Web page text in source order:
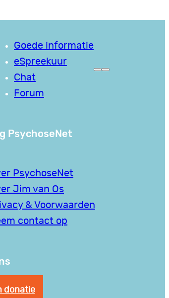
Goede informatie
eSpreekuur
Chat
Forum
PsychoseNet
PsychoseNet
Jim van Os
& Voorwaarden
contact op
donatie